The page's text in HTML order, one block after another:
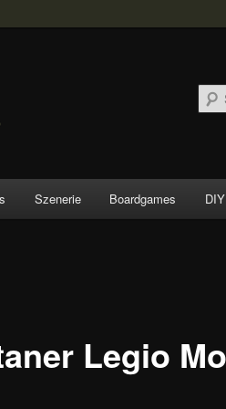
Szenerie Boardgames DIY
Legio